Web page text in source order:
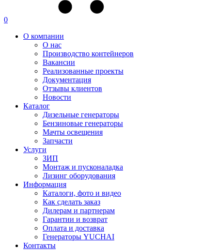
0
О компании
О нас
Производство контейнеров
Вакансии
Реализованные проекты
Документация
Отзывы клиентов
Новости
Каталог
Дизельные генераторы
Бензиновые генераторы
Мачты освещения
Запчасти
Услуги
ЗИП
Монтаж и пусконаладка
Лизинг оборудования
Информация
Каталоги, фото и видео
Как сделать заказ
Дилерам и партнерам
Гарантии и возврат
Оплата и доставка
Генераторы YUCHAI
Контакты